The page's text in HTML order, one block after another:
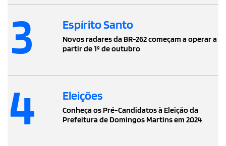
3 Espírito Santo
Novos radares da BR-262 começam a operar a
partir de 1º de outubro
4 Eleições
Conheça os Pré-Candidatos à Eleição da
Prefeitura de Domingos Martins em 2024